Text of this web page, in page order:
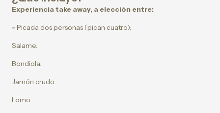
Experiencia take away, a elección entre:
- Picada dos personas (pican cuatro):
Salame.
Bondiola.
Jamón crudo.
Lomo.